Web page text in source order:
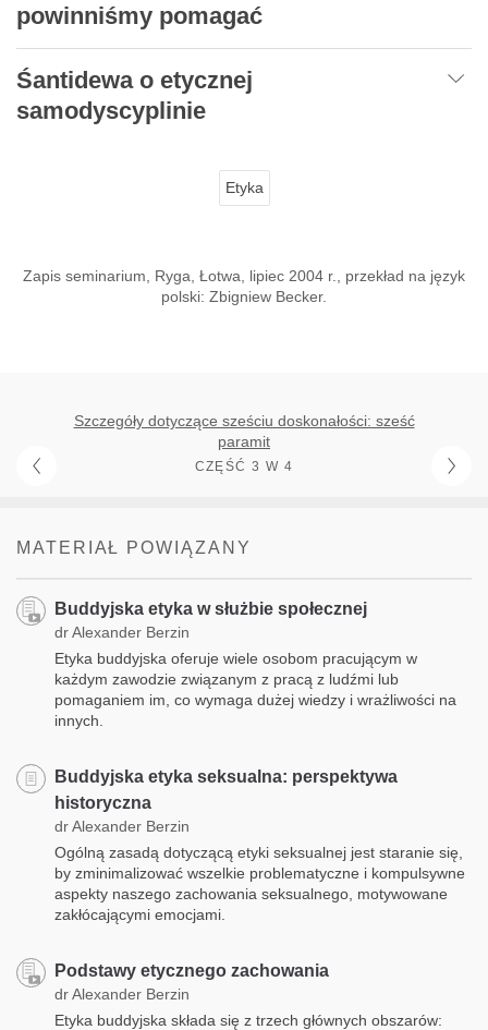
powinniśmy pomagać
Śantidewa o etycznej
samodyscyplinie
Etyka
Zapis seminarium, Ryga, Łotwa, lipiec 2004 r., przekład na język
polski: Zbigniew Becker.
Szczegóły dotyczące sześciu doskonałości: sześć
paramit
CZĘŚĆ 3 W 4
MATERIAŁ POWIĄZANY
Buddyjska etyka w służbie społecznej
dr Alexander Berzin
Etyka buddyjska oferuje wiele osobom pracującym w
każdym zawodzie związanym z pracą z ludźmi lub
pomaganiem im, co wymaga dużej wiedzy i wrażliwości na
innych.
Buddyjska etyka seksualna: perspektywa
historyczna
dr Alexander Berzin
Ogólną zasadą dotyczącą etyki seksualnej jest staranie się,
by zminimalizować wszelkie problematyczne i kompulsywne
aspekty naszego zachowania seksualnego, motywowane
zakłócającymi emocjami.
Podstawy etycznego zachowania
dr Alexander Berzin
Etyka buddyjska składa się z trzech głównych obszarów: